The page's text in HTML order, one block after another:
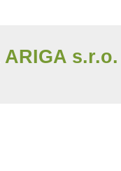
ARIGA s.r.o.